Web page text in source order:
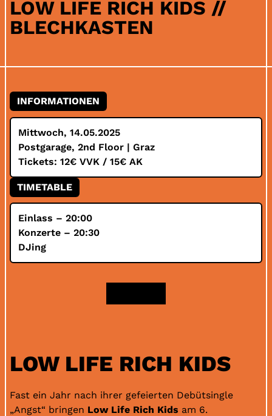
LOW LIFE RICH KIDS //
BLECHKASTEN
INFORMATIONEN
Mittwoch, 14.05.2025
Postgarage, 2nd Floor | Graz
Tickets: 12€ VVK / 15€ AK
TIMETABLE
Einlass – 20:00
Konzerte – 20:30
DJing
LOW LIFE RICH KIDS
Fast ein Jahr nach ihrer gefeierten Debütsingle
„Angst“ bringen Low Life Rich Kids am 6.